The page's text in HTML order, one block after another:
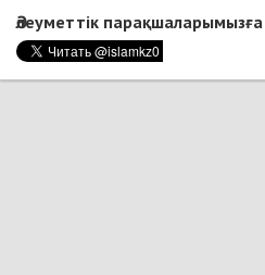
Әлеуметтік